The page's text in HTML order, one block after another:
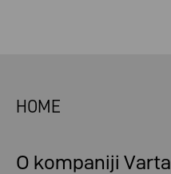
HOME
O kompaniji Varta